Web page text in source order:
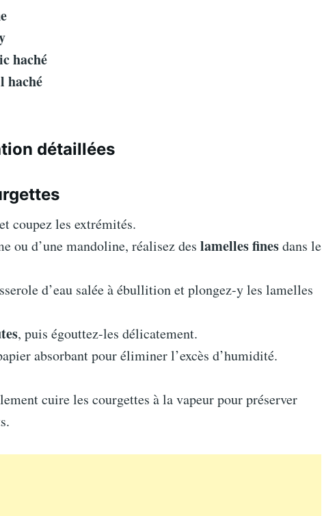
haché
haché
détaillées
coupez les extrémités.
ou d’une mandoline, réalisez des lamelles finesdans le
d’eau salée à ébullition et plongez-y les lamelles
, puis égouttez-les délicatement.
absorbant pour éliminer l’excès d’humidité.
cuire les courgettes à la vapeur pour préserver